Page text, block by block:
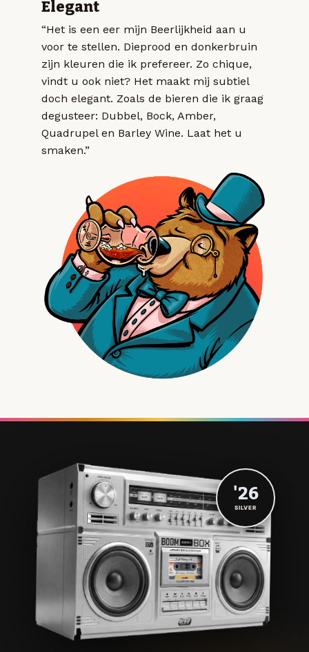
Elegant
“Het is een eer mijn Beerlijkheid aan u
voor te stellen. Dieprood en donkerbruin
zijn kleuren die ik prefereer. Zo chique,
vindt u ook niet? Het maakt mij subtiel
doch elegant. Zoals de bieren die ik graag
degusteer: Dubbel, Bock, Amber,
Quadrupel en Barley Wine. Laat het u
smaken.”
'26
SILVER